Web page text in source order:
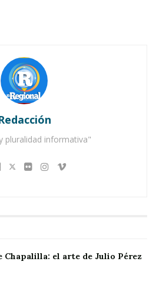
pluralidad informativa"
Chapalilla: el arte de Julio Pérez